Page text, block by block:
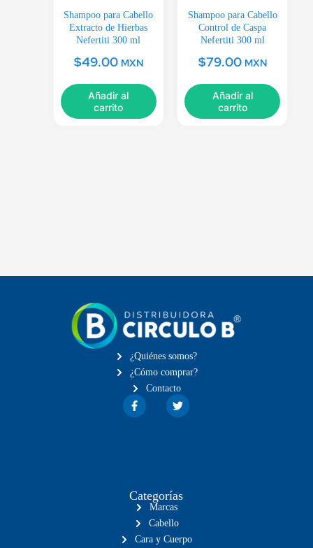
Shampoo para Cabello
Extracto de Hierbas
Nefertiti 300 ml
$49.00 MXN
Añadir al
carrito
Shampoo para Cabello
Control de Caspa
Nefertiti 300 ml
$79.00 MXN
Añadir al
carrito
¿Quiénes somos?
¿Cómo comprar?
Contacto
Categorías
Marcas
Cabello
Cara y Cuerpo